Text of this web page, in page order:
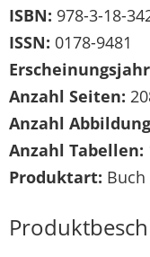
ISBN: 978-3-18-
ISSN: 0178-9481
Anzahl Seiten:
Anzahl
Anzahl Tabellen:
Produktart: Buch